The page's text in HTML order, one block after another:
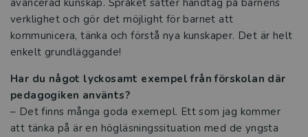
avancerad kunskap. Språket sätter handtag på barnens
verklighet och gör det möjlight för barnet att
kommunicera, tänka och förstå nya kunskaper. Det är helt
enkelt grundläggande!
Har du något lyckosamt exempel från förskolan där
pedagogiken använts?
– Det finns många goda exemepl. Ett som jag kommer
att tänka på är en högläsningssituation med de yngsta